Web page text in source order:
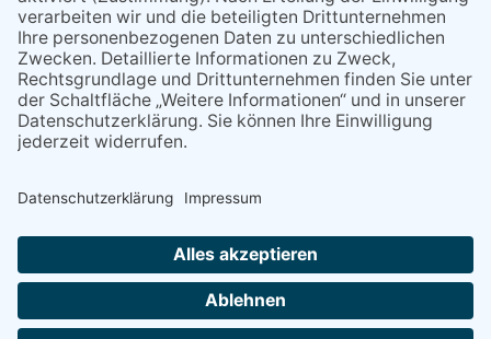
04.02.2026
Gelbe Tonne – Ein kleiner Blick
über den Tellerand
04.02.2026
Plastikersparnis durch Nutzung
NACH OBEN
Alle Rechte vorbehalten - Eppsteiner Zeitung Druck- und Verlags-
GmbH